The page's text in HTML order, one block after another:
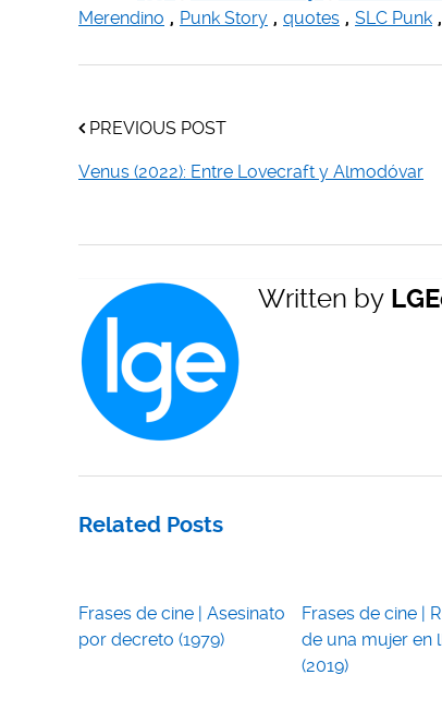
Merendino , Punk Story , quotes , SLC Punk ,
PREVIOUS POST
Venus (2022): Entre Lovecraft y Almodóvar
Written by
Related Posts
Frases de cine | Asesinato
por decreto (1979)
Frases de cine |
de una mujer en
(2019)